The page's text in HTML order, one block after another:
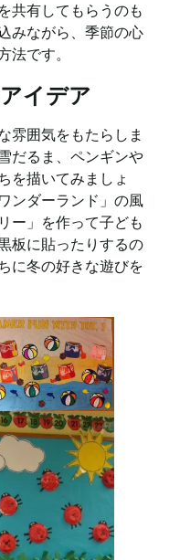
共有してもらうのも
みながら、季節の心
法です。
イデア
雰囲気をもたらしま
だるま、ペンギンや
を描いてみましょ
ンダーランド」の風
ー」を作って子ども
板に貼ったりするの
に冬の好きな遊びを